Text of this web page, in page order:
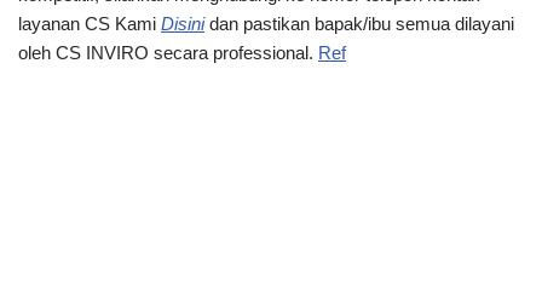
layanan CS Kami Disini dan pastikan bapak/ibu semua dilayani
oleh CS INVIRO secara professional. Ref